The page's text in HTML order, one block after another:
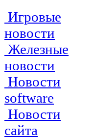
Игровые
новости
Железные
новости
Новости
software
Новости
сайта